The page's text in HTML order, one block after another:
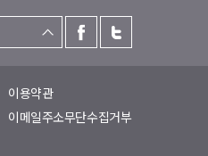
이용약관
이메일주소무단수집거부